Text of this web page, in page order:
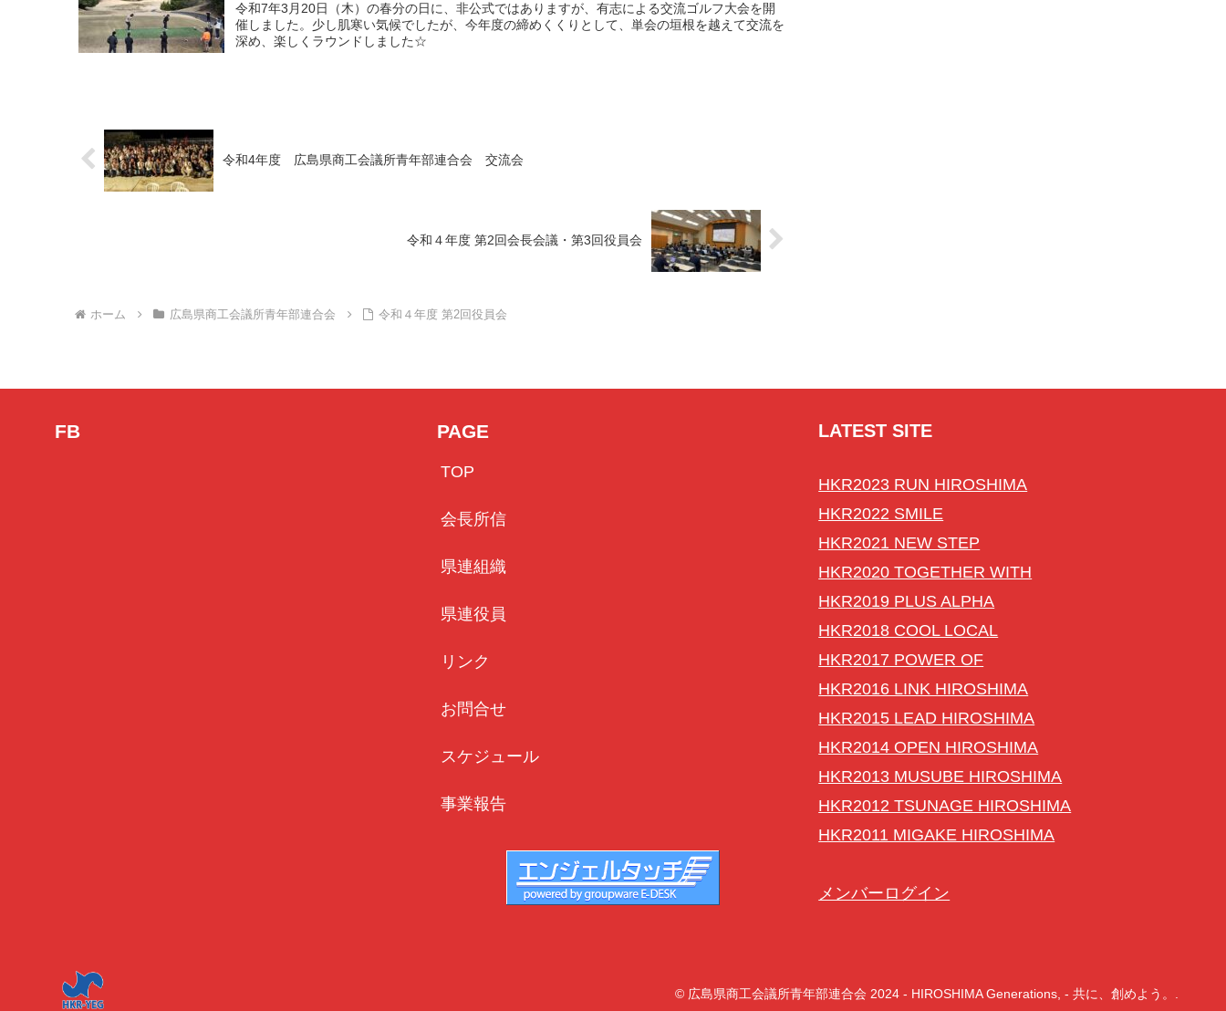
令和7年3月20日（木）の春分の日に、非公式ではありますが、有志による交流ゴルフ大会を開
催しました。少し肌寒い気候でしたが、今年度の締めくくりとして、単会の垣根を越えて交流を
深め、楽しくラウンドしました☆
令和4年度 広島県商工会議所青年部連合会 交流会
令和４年度 第2回会長会議・第3回役員会
ホーム 広島県商工会議所青年部連合会 令和４年度 第2回役員会
FB PAGE
TOP
会長所信
県連組織
県連役員
リンク
お問合せ
スケジュール
事業報告
LATEST SITE
HKR2023 RUN HIROSHIMA
HKR2022 SMILE
HKR2021 NEW STEP
HKR2020 TOGETHER WITH
HKR2019 PLUS ALPHA
HKR2018 COOL LOCAL
HKR2017 POWER OF
HKR2016 LINK HIROSHIMA
HKR2015 LEAD HIROSHIMA
HKR2014 OPEN HIROSHIMA
HKR2013 MUSUBE HIROSHIMA
HKR2012 TSUNAGE HIROSHIMA
HKR2011 MIGAKE HIROSHIMA
メンバーログイン
© 広島県商工会議所青年部連合会 2024 - HIROSHIMA Generations, - 共に、創めよう。.